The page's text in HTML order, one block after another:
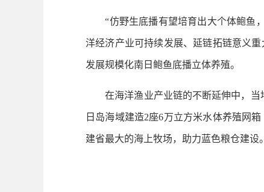
“仿野生底播有望培育出大个体鲍鱼，
洋经济产业可持续发展、延链拓链意义
发展规模化南日鲍鱼底播立体养殖。
在海洋渔业产业链的不断延伸中，当
日岛海域建造2座6万立方米水体养殖网
建省最大的海上牧场，助力蓝色粮仓建设。